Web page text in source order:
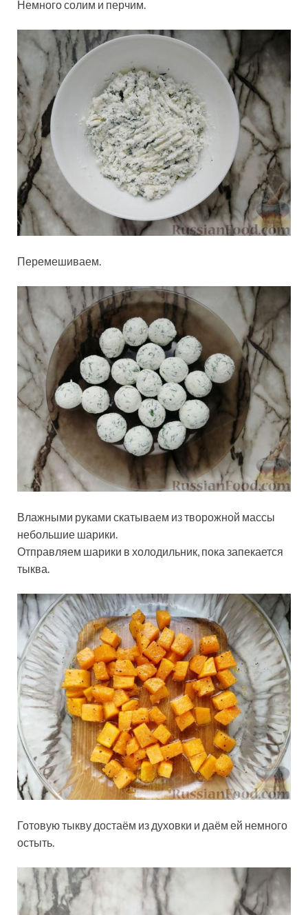
Немного солим и перчим.
Перемешиваем.
Влажными руками скатываем из творожной массы
небольшие шарики.
Отправляем шарики в холодильник, пока запекается
тыква.
Готовую тыкву достаём из духовки и даём ей немного
остыть.